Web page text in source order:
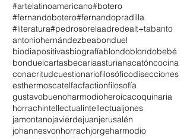
#artelatinoamericano#botero
#fernandobotero#fernandopradilla
#literatura#pedrosorelaadredealt+tabanto
antoniohernándezbeabonduel
biodiapositivasbiografíablondoblondobebé
bonduelcartasbecariaasturianacatóncocina
conacritudcuestionariofilosóficodisecciones
esthermoscatelfacfactionfilosofía
gustavobuenoharmodioheroicacoquinaria
horrachintellectualintellectualjones
jamontanojavierdejuanjerusalén
johannesvonhorrachjorgeharmodio